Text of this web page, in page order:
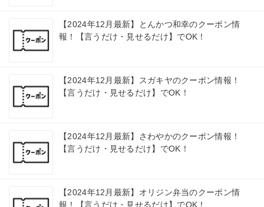
【2024年12月最新】とんかつ和幸のクーポン情
報！【言うだけ・見せるだけ】でOK！
【2024年12月最新】スガキヤのクーポン情報！
【言うだけ・見せるだけ】でOK！
【2024年12月最新】さわやかのクーポン情報！
【言うだけ・見せるだけ】でOK！
【2024年12月最新】オリジン弁当のクーポン情
報！【言うだけ・見せるだけ】でOK！